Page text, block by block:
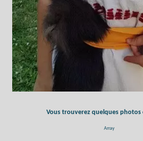
Vous trouverez quelques photos
Array